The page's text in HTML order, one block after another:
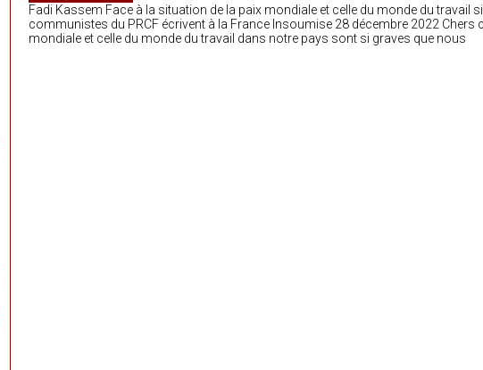
Fadi Kassem Face à la situation de la paix mondiale et celle du monde du travail
communistes du PRCF écrivent à la France Insoumise 28 décembre 2022 Chers
mondiale et celle du monde du travail dans notre pays sont si graves que nous